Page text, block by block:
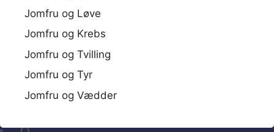
Jomfru og Løve
Jomfru og Krebs
Jomfru og Tvilling
Jomfru og Tyr
Jomfru og Vædder